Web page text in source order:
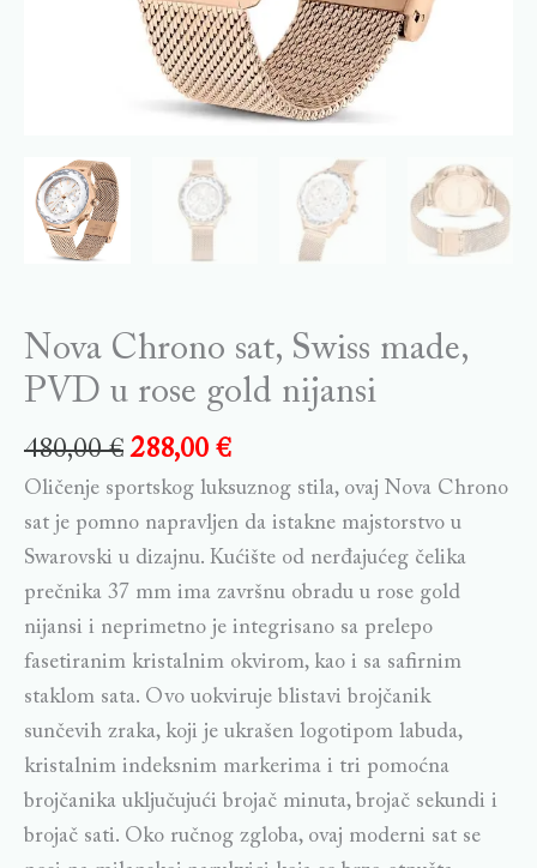
Nova Chrono sat, Swiss made,
PVD u rose gold nijansi
480,00€ 288,00 €
Oličenje sportskog luksuznog stila, ovaj Nova Chrono
sat je pomno napravljen da istakne majstorstvo u
Swarovski u dizajnu. Kućište od nerđajućeg čelika
prečnika 37 mm ima završnu obradu u rose gold
nijansi i neprimetno je integrisano sa prelepo
fasetiranim kristalnim okvirom, kao i sa safirnim
staklom sata. Ovo uokviruje blistavi brojčanik
sunčevih zraka, koji je ukrašen logotipom labuda,
kristalnim indeksnim markerima i tri pomoćna
brojčanika uključujući brojač minuta, brojač sekundi i
brojač sati. Oko ručnog zgloba, ovaj moderni sat se